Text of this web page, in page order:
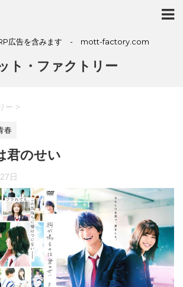
広告を含みます - mott-factory.com
ト・ファクトリー
ー >
春
君のせい
日